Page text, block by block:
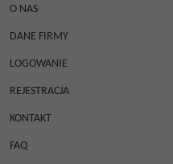
O NAS
DANE FIRMY
LOGOWANIE
REJESTRACJA
KONTAKT
FAQ